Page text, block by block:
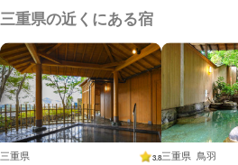
三重県の近くにある宿
三重県 3.8三重県 鳥羽